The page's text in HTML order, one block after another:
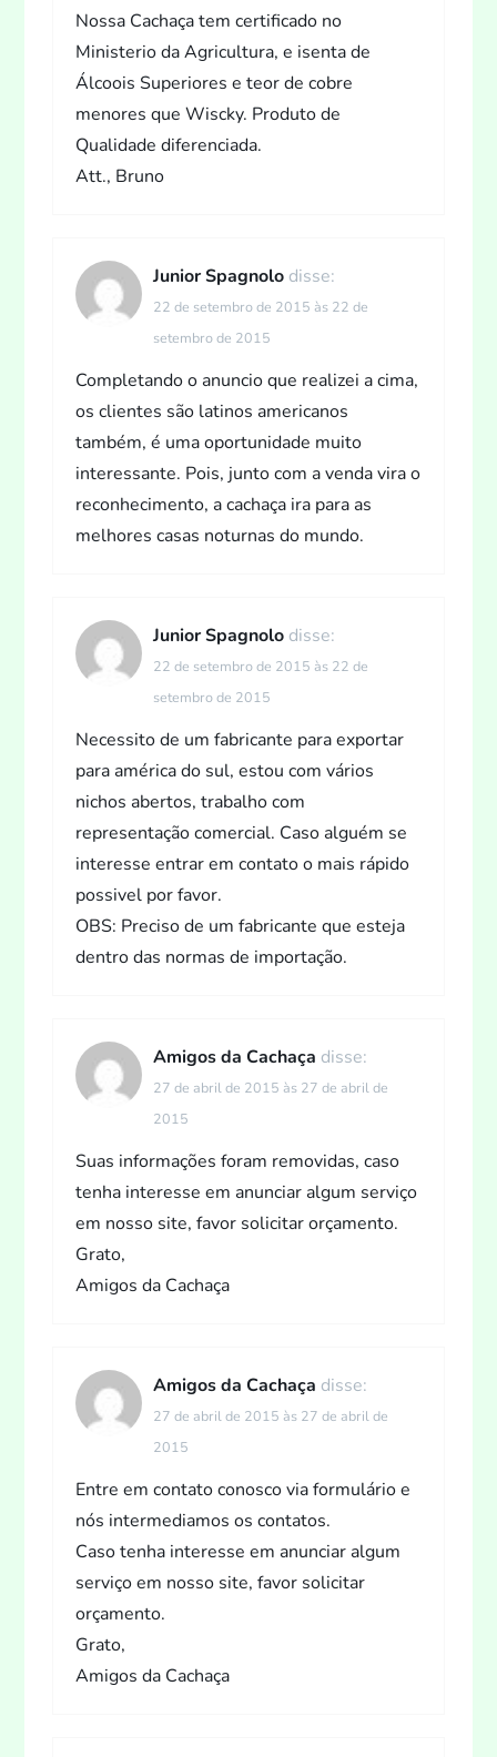
Nossa Cachaça tem certificado no
Ministerio da Agricultura, e isenta de
Álcoois Superiores e teor de cobre
menores que Wiscky. Produto de
Qualidade diferenciada.
Att., Bruno
Junior Spagnolo disse:
22 de setembro de 2015 às 22 de
setembro de 2015
Completando o anuncio que realizei a cima,
os clientes são latinos americanos
também, é uma oportunidade muito
interessante. Pois, junto com a venda vira o
reconhecimento, a cachaça ira para as
melhores casas noturnas do mundo.
Junior Spagnolo disse:
22 de setembro de 2015 às 22 de
setembro de 2015
Necessito de um fabricante para exportar
para américa do sul, estou com vários
nichos abertos, trabalho com
representação comercial. Caso alguém se
interesse entrar em contato o mais rápido
possivel por favor.
OBS: Preciso de um fabricante que esteja
dentro das normas de importação.
Amigos da Cachaça disse:
27 de abril de 2015 às 27 de abril de
2015
Suas informações foram removidas, caso
tenha interesse em anunciar algum serviço
em nosso site, favor solicitar orçamento.
Grato,
Amigos da Cachaça
Amigos da Cachaça disse:
27 de abril de 2015 às 27 de abril de
2015
Entre em contato conosco via formulário e
nós intermediamos os contatos.
Caso tenha interesse em anunciar algum
serviço em nosso site, favor solicitar
orçamento.
Grato,
Amigos da Cachaça